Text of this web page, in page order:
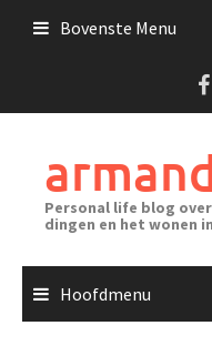
Bovenste Menu
Personal life blog
dingen en het wonen
Hoofdmenu